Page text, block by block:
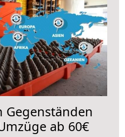
Gegenständen
ab 60€